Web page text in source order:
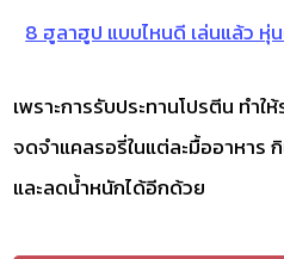
8 ฮูลาฮูป แบบไหนดี เล่นแล้ว หุ่
เพราะการรับประทานโปรตีน ทำใ
จดจำแคลรอรี่ในแต่ละมื้ออาหาร
และลดน้ำหนักได้อีกด้วย